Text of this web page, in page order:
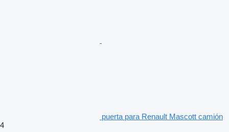
puerta para Renault Mascott camión
4